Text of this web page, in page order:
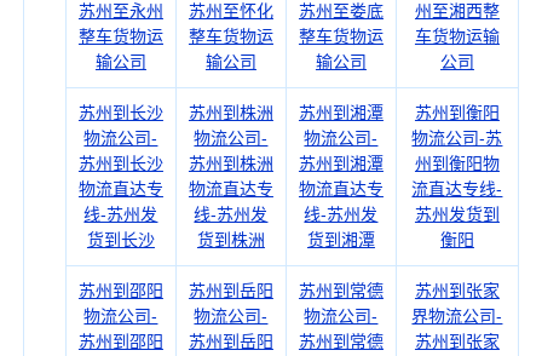
苏州至永州
整车货物运
输公司
苏州至怀化
整车货物运
输公司
苏州至娄底
整车货物运
输公司
州至湘西整
车货物运输
公司
苏州到长沙
物流公司-
苏州到长沙
物流直达专
线-苏州发
货到长沙
苏州到株洲
物流公司-
苏州到株洲
物流直达专
线-苏州发
货到株洲
苏州到湘潭
物流公司-
苏州到湘潭
物流直达专
线-苏州发
货到湘潭
苏州到衡阳
物流公司-苏
州到衡阳物
流直达专线-
苏州发货到
衡阳
苏州到邵阳
物流公司-
苏州到邵阳
苏州到岳阳
物流公司-
苏州到岳阳
苏州到常德
物流公司-
苏州到常德
苏州到张家
界物流公司-
苏州到张家